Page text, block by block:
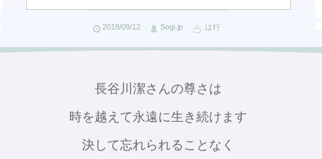
2018/09/12 Sogi.jp は行
長谷川潔さんの尊さは
時を越えて永遠に生き続けます
決して忘れられることなく